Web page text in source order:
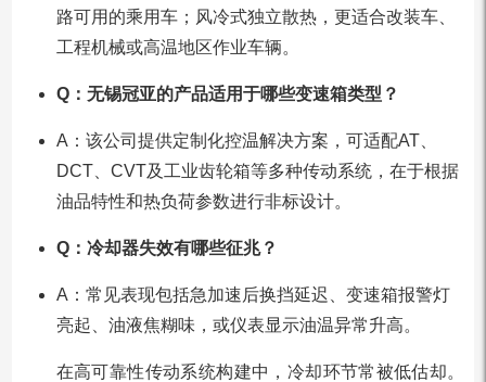
路可用的乘用车；风冷式独立散热，更适合改装车、
工程机械或高温地区作业车辆。
Q：无锡冠亚的产品适用于哪些变速箱类型？
A：该公司提供定制化控温解决方案，可适配AT、
DCT、CVT及工业齿轮箱等多种传动系统，在于根据
油品特性和热负荷参数进行非标设计。
Q：冷却器失效有哪些征兆？
A：常见表现包括急加速后换挡延迟、变速箱报警灯
亮起、油液焦糊味，或仪表显示油温异常升高。
在高可靠性传动系统构建中，冷却环节常被低估却。